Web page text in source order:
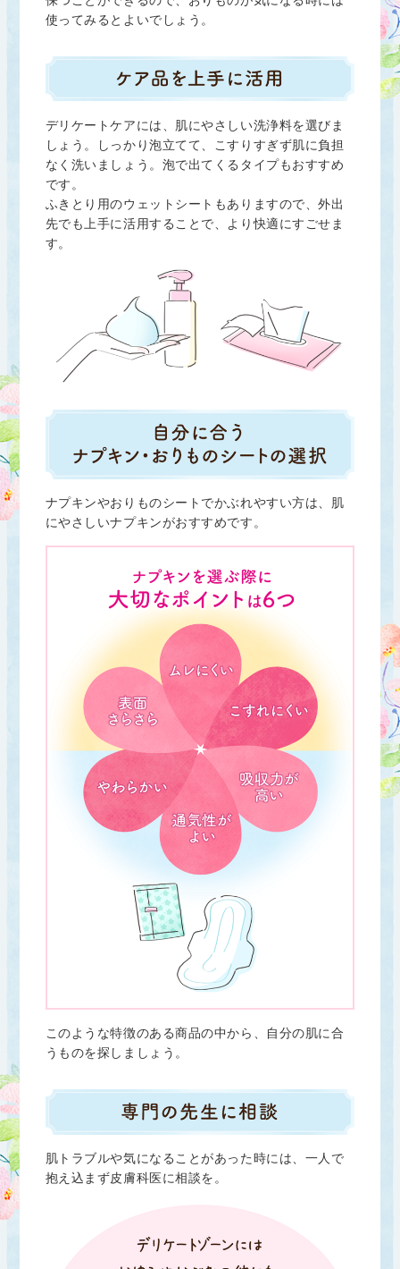
使ってみるとよいでしょう。
デリケートケアには、肌にやさしい洗浄料を選びま
しょう。しっかり泡立てて、こすりすぎず肌に負担
なく洗いましょう。泡で出てくるタイプもおすすめ
です。
ふきとり用のウェットシートもありますので、外出
先でも上手に活用することで、より快適にすごせま
す。
ナプキンやおりものシートでかぶれやすい方は、肌
にやさしいナプキンがおすすめです。
このような特徴のある商品の中から、自分の肌に合
うものを探しましょう。
肌トラブルや気になることがあった時には、一人で
抱え込まず皮膚科医に相談を。